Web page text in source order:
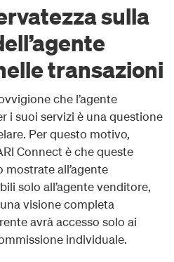
sulla
transazioni
che l’agente
i suoi servizi è una questione
Per questo motivo,
Connect è che queste
all’agente
solo all’agente venditore,
visione completa
avrà accesso solo ai
individuale.